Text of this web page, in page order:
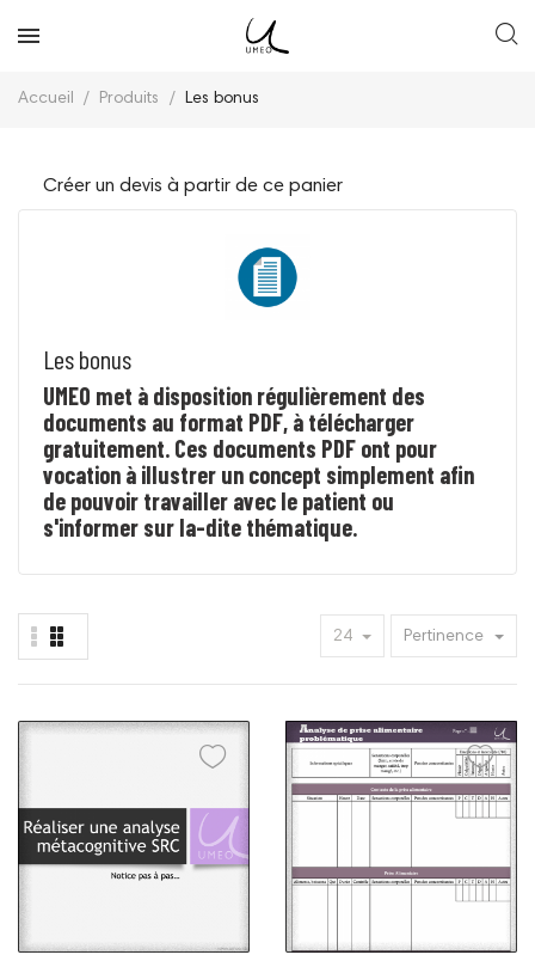
Accueil Produits Les bonus
Créer un devis à partir de ce panier
Les bonus
UMEO met à disposition régulièrement des
documents au format PDF, à télécharger
gratuitement. Ces documents PDF ont pour
vocation à illustrer un concept simplement afin
de pouvoir travailler avec le patient ou
s'informer sur la-dite thématique.
24 Pertinence